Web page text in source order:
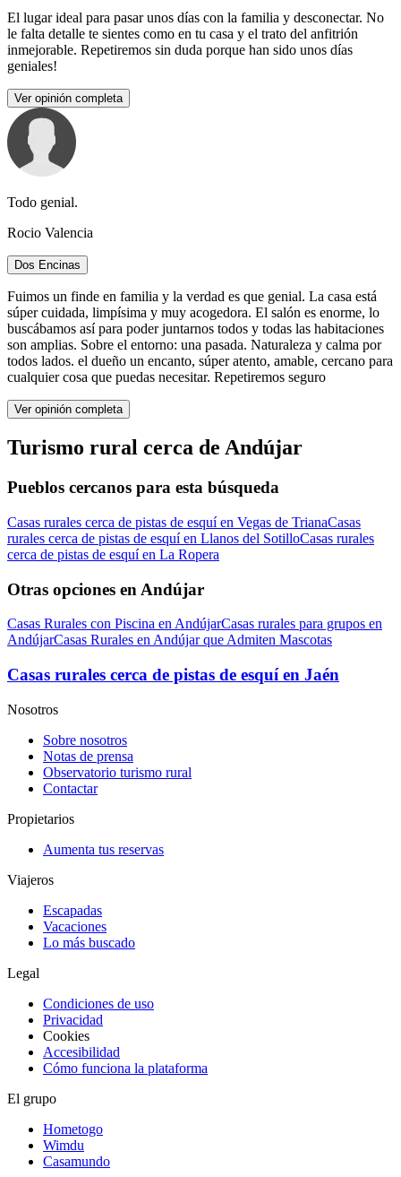
El lugar ideal para pasar unos días con la familia y desconectar. No
le falta detalle te sientes como en tu casa y el trato del anfitrión
inmejorable. Repetiremos sin duda porque han sido unos días
geniales!
Ver opinión completa
Todo genial.
Rocio Valencia
Dos Encinas
Fuimos un finde en familia y la verdad es que genial. La casa está
súper cuidada, limpísima y muy acogedora. El salón es enorme, lo
buscábamos así para poder juntarnos todos y todas las habitaciones
son amplias. Sobre el entorno: una pasada. Naturaleza y calma por
todos lados. el dueño un encanto, súper atento, amable, cercano para
cualquier cosa que puedas necesitar. Repetiremos seguro
Ver opinión completa
Turismo rural cerca de Andújar
Pueblos cercanos para esta búsqueda
Casas rurales cerca de pistas de esquí en Vegas de TrianaCasas
rurales cerca de pistas de esquí en Llanos del SotilloCasas rurales
cerca de pistas de esquí en La Ropera
Otras opciones en Andújar
Casas Rurales con Piscina en AndújarCasas rurales para grupos en
AndújarCasas Rurales en Andújar que Admiten Mascotas
Casas rurales cerca de pistas de esquí en Jaén
Nosotros
Sobre nosotros
Notas de prensa
Observatorio turismo rural
Contactar
Propietarios
Aumenta tus reservas
Viajeros
Escapadas
Vacaciones
Lo más buscado
Legal
Condiciones de uso
Privacidad
Cookies
Accesibilidad
Cómo funciona la plataforma
El grupo
Hometogo
Wimdu
Casamundo